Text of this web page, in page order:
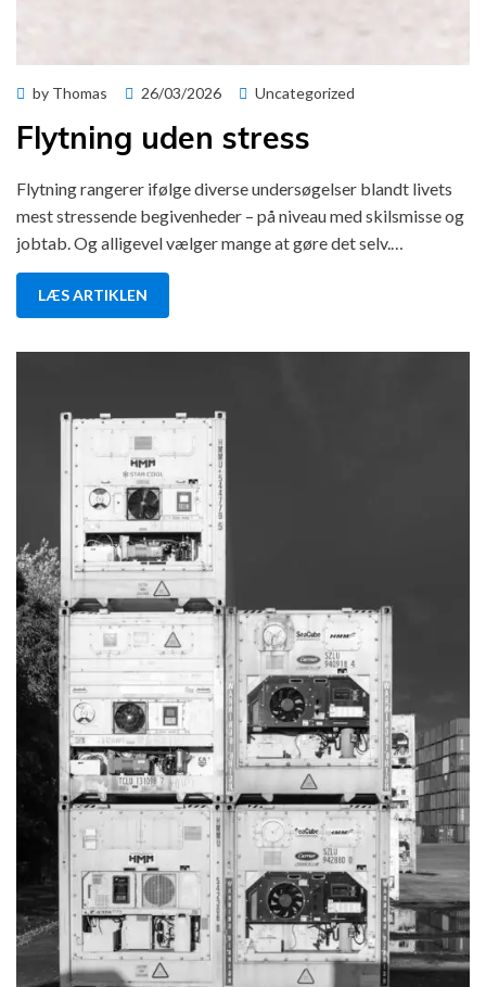
by Thomas
Posted
26/03/2026 Uncategorized
Flytning uden stress
Flytning rangerer ifølge diverse undersøgelser blandt livets
mest stressende begivenheder – på niveau med skilsmisse og
jobtab. Og alligevel vælger mange at gøre det selv.…
LÆS ARTIKLEN